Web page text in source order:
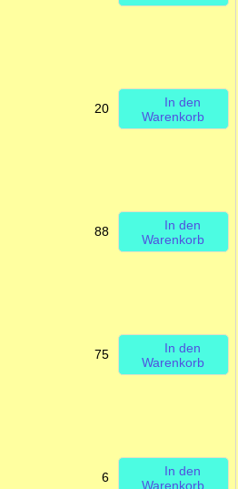
20
In den
Warenkorb
88
In den
Warenkorb
75
In den
Warenkorb
6
In den
Warenkorb